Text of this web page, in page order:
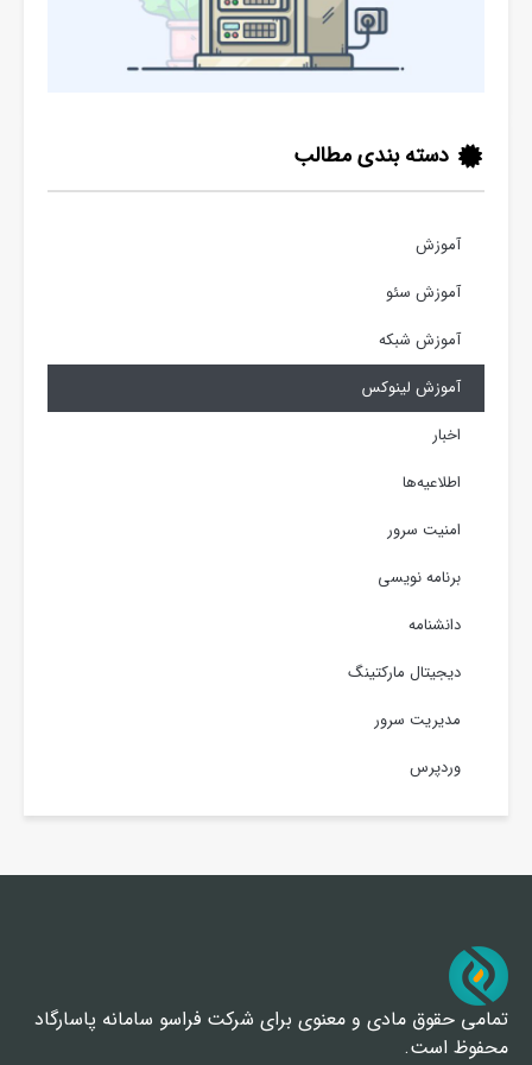
دسته بندی مطالب
آموزش
آموزش سئو
آموزش شبکه
آموزش لینوکس
اخبار
اطلاعیه‌ها
امنیت سرور
برنامه نویسی
دانشنامه
دیجیتال مارکتینگ
مدیریت سرور
وردپرس
تمامی حقوق مادی و معنوی برای شرکت فراسو سامانه پاسارگاد
محفوظ است.